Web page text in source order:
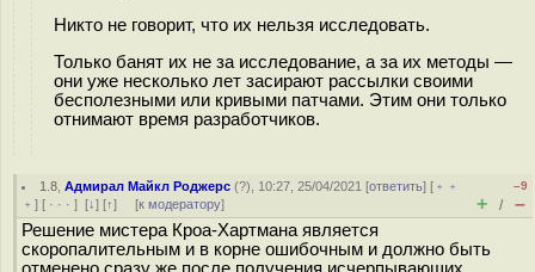
Никто не говорит, что их нельзя исследовать.
Только банят их не за исследование, а за их методы —
они уже несколько лет засирают рассылки своими
бесполезными или кривыми патчами. Этим они только
отнимают время разработчиков.
1.8 ,Адмирал Майкл Роджерс (?), 10:27, 25/04/2021 [ответить] [ ﹢﹢
﹢ ] [ · · · ] [↓] [↑] [к модератору]
–9
+ / –
Решение мистера Кроа-Хартмана является
скоропалительным и в корне ошибочным и должно быть